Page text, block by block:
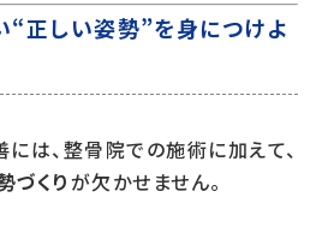
“正しい姿勢”を身につけよ
は、整骨院での施術に加えて、
づくりが欠かせません。